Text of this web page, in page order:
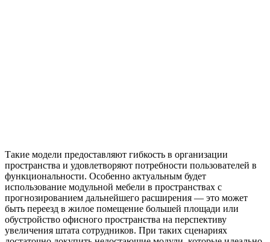
Такие модели предоставляют гибкость в организации
пространства и удовлетворяют потребности пользователей в
функциональности. Особенно актуальным будет
использование модульной мебели в пространствах с
прогнозированием дальнейшего расширения — это может
быть переезд в жилое помещение большей площади или
обустройство офисного пространства на перспективу
увеличения штата сотрудников. При таких сценариях